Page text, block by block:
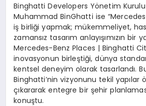
Binghatti Developers Yönetim Kurulu
Muhammad BinGhatti ise “
işbirliği yapmak; mükemmeliyet,
zamansız tasarım anlayışımızın bir
Mercedes-Benz Places | Binghatti
inovasyonun birleştiği, dünya
kentsel deneyim olarak tasarlandı.
Binghatti’nin vizyonunu tekil yapılar
çıkararak entegre bir şehir
konuştu.